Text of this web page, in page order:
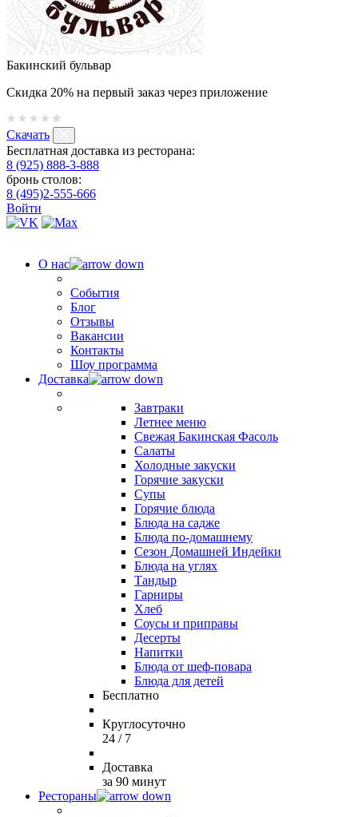
Бакинский бульвар
Скидка 20% на первый заказ через приложение
Скачать
Бесплатная доставка из ресторана:
8 (925) 888-3-888
бронь столов:
8 (495)2-555-666
Войти
О нас
События
Блог
Отзывы
Вакансии
Контакты
Шоу программа
Доставка
Завтраки
Летнее меню
Свежая Бакинская Фасоль
Салаты
Холодные закуски
Горячие закуски
Супы
Горячие блюда
Блюда на садже
Блюда по-домашнему
Сезон Домашней Индейки
Блюда на углях
Тандыр
Гарниры
Хлеб
Соусы и приправы
Десерты
Напитки
Блюда от шеф-повара
Блюда для детей
Бесплатно
Круглосуточно
24 / 7
Доставка
за 90 минут
Рестораны